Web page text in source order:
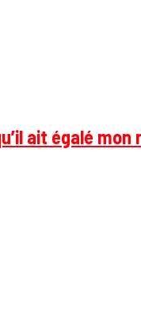
ait égalé mon